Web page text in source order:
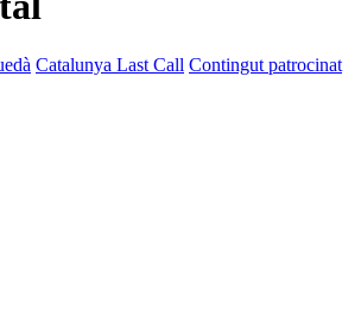
Catalunya Last Call Contingut patrocinat